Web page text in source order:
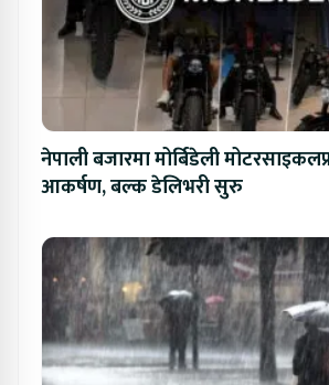
नेपाली बजारमा मोर्बिडेली
आकर्षण, बल्क डेलिभरी सुरु